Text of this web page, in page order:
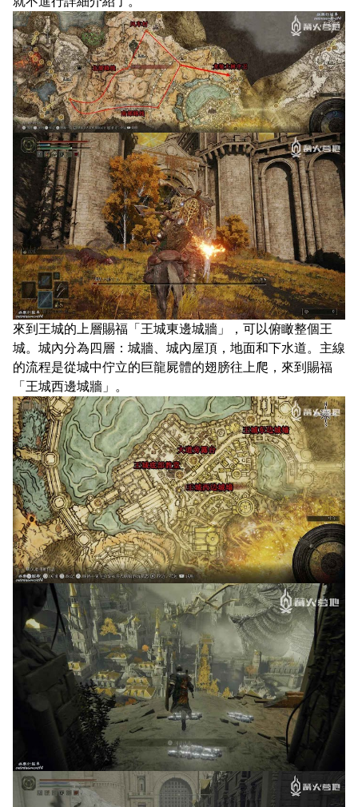
來到王城的上層賜福「王城東邊城牆」，可以俯瞰整個王
城。城內分為四層：城牆、城內屋頂，地面和下水道。主線
的流程是從城中佇立的巨龍屍體的翅膀往上爬，來到賜福
「王城西邊城牆」。